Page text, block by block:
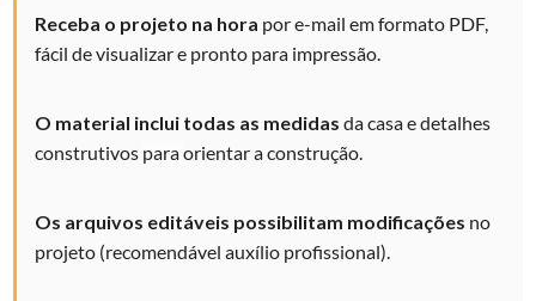
Receba o projeto na hora por e-mail em formato PDF,
fácil de visualizar e pronto para impressão.
O material inclui todas as medidas da casa e detalhes
construtivos paraorientar a construção.
Os arquivos editáveis possibilitam modificações no
projeto (recomendável auxílio profissional).